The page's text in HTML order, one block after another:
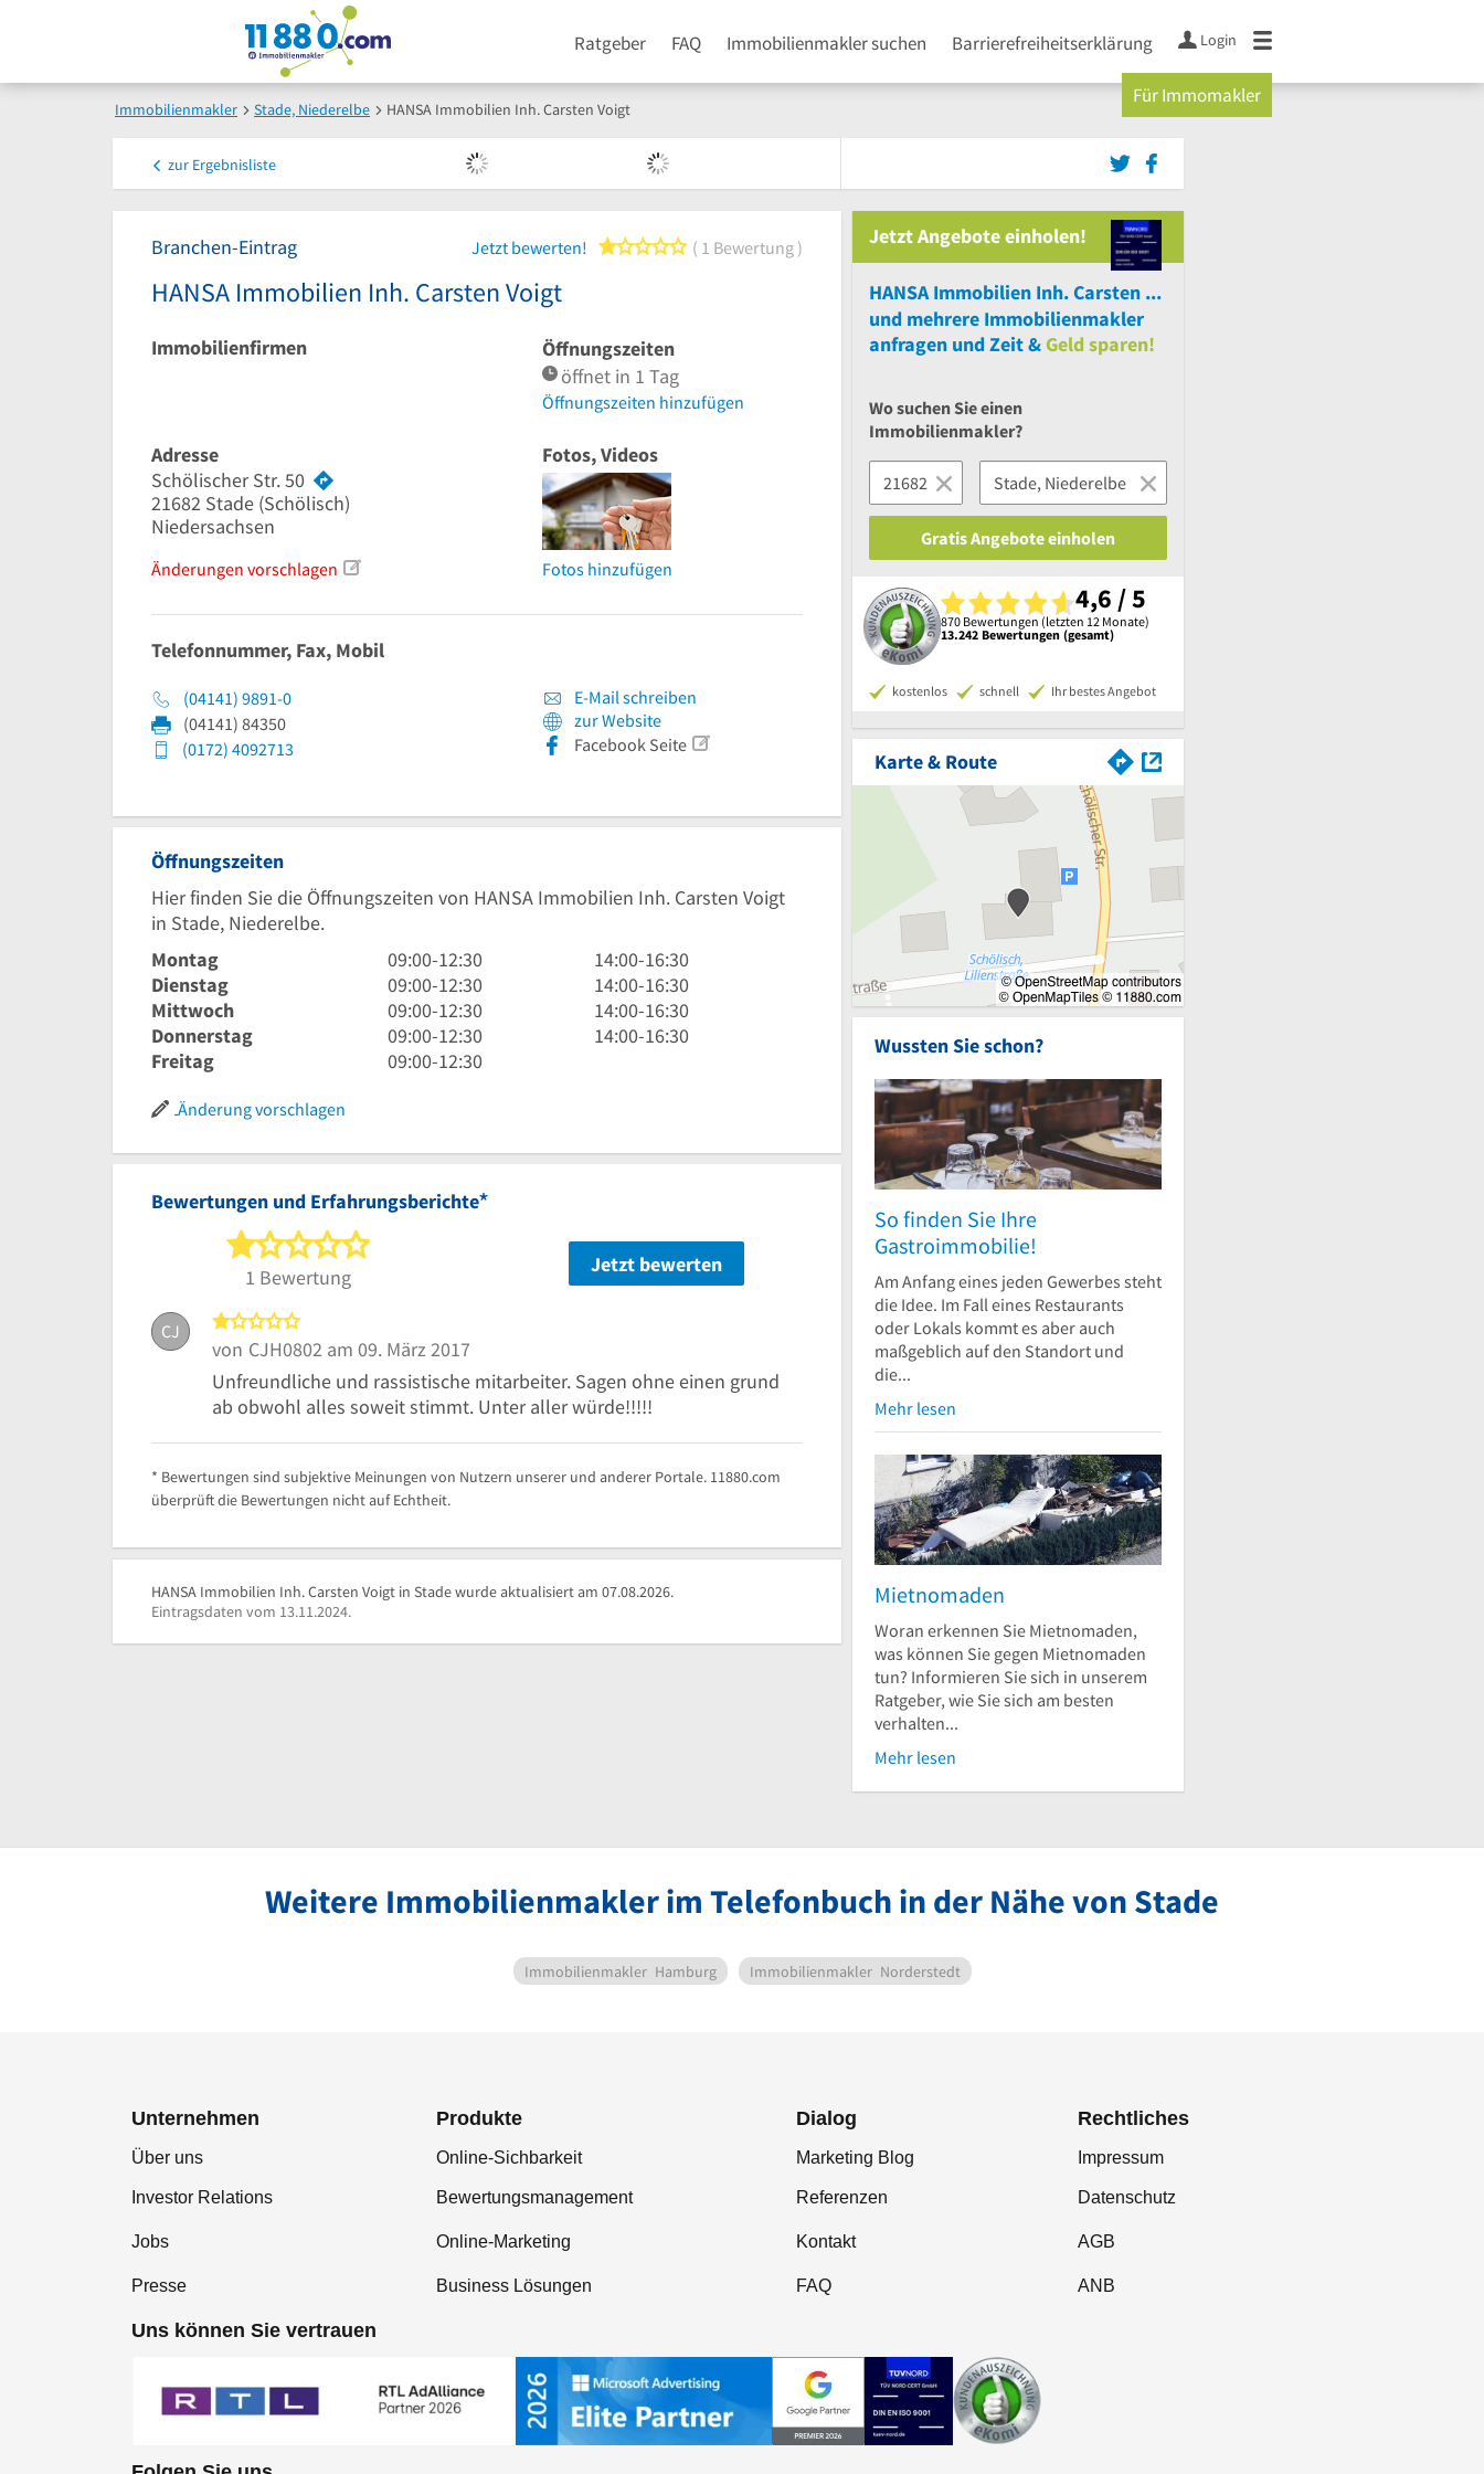
Ratgeber FAQ Immobilienmakler suchen Barrierefreiheitserklärung Login
Für Immomakler
Immobilienmakler Stade, Niederelbe HANSA Immobilien Inh. Carsten Voigt
zur Ergebnisliste
Branchen-Eintrag Jetzt bewerten! 1 von 5 Sternen
1 Bewertung
HANSA Immobilien Inh. Carsten Voigt
Immobilienfirmen
Öffnungszeiten
öffnet in 1 Tag
Öffnungszeiten hinzufügen
Adresse
Schölischer Str. 50
21682 Stade (Schölisch)
Niedersachsen
Änderungen vorschlagen
Fotos, Videos
Fotos hinzufügen
Telefonnummer, Fax, Mobil
(04141) 9891-0
(04141) 84350
(0172) 4092713
E-Mail schreiben
zur Website
Facebook Seite
Öffnungszeiten
Hier finden Sie die Öffnungszeiten von HANSA Immobilien Inh. Carsten Voigt
in Stade, Niederelbe.
Montag
9
Uhr
bis
12
Uhr
09:00-12:30
14
Uhr
bis
16
14:00-16:30
Dienstag
9
Uhr
bis
12
09:00-12:30
14
Uhr
bis
14:00-16:30
Mittwoch
9
Uhr
bis
09:00-12:30
14
Uhr
14:00-16:30
Donnerstag
9
Uhr
30
09:00-12:30
14
30
14:00-16:30
Freitag
9
Uhr
09:00-12:30
Änderung vorschlagen
Bewertungen und Erfahrungsberichte*
1 von 5 Sternen
1 Bewertung
Jetzt bewerten
CJ
von CJH0802 am 09. März 2017
Unfreundliche und rassistische mitarbeiter. Sagen ohne einen grund
ab obwohl alles soweit stimmt. Unter aller würde!!!!!
* Bewertungen sind subjektive Meinungen von Nutzern unserer und anderer Portale. 11880.com
überprüft die Bewertungen nicht auf Echtheit.
HANSA Immobilien Inh. Carsten Voigt in Stade wurde aktualisiert am 07.08.2026.
Eintragsdaten vom 13.11.2024.
Jetzt Angebote einholen!
HANSA Immobilien Inh. Carsten Voigt
und mehrere Immobilienmakler
anfragen und Zeit &Geld sparen!
Wo suchen Sie einen
Immobilienmakler?
Gratis Angebote einholen
4,6 / 5
870 Bewertungen (letzten 12 Monate)
13.242 Bewertungen (gesamt)
kostenlos schnell Ihr bestes Angebot
Karte & Route
Wussten Sie schon?
So finden Sie Ihre
Gastroimmobilie!
Am Anfang eines jeden Gewerbes steht
die Idee. Im Fall eines Restaurants
oder Lokals kommt es aber auch
maßgeblich auf den Standort und
die...
Mehr lesen
Mietnomaden
Woran erkennen Sie Mietnomaden,
was können Sie gegen Mietnomaden
tun? Informieren Sie sich in unserem
Ratgeber, wie Sie sich am besten
verhalten...
Mehr lesen
Weitere Immobilienmakler im Telefonbuch in der Nähe von Stade
Immobilienmakler Hamburg Immobilienmakler Norderstedt
Unternehmen
Über uns
Investor Relations
Jobs
Presse
Produkte
Online-Sichbarkeit
Bewertungsmanagement
Online-Marketing
Business Lösungen
Dialog
Marketing Blog
Referenzen
Kontakt
FAQ
Rechtliches
Impressum
Datenschutz
AGB
ANB
Uns können Sie vertrauen